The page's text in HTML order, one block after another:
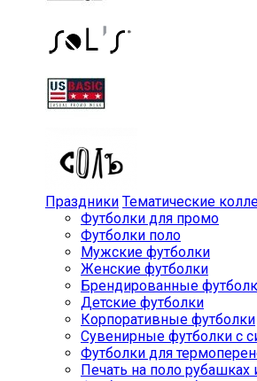
Праздники Тематические
Футболки для промо
Футболки поло
Мужские футболки
Женские футболки
Брендированные
Детские футболки
Корпоративные футболки
Сувенирные футболки с
Футболки для
Печать на поло рубашках